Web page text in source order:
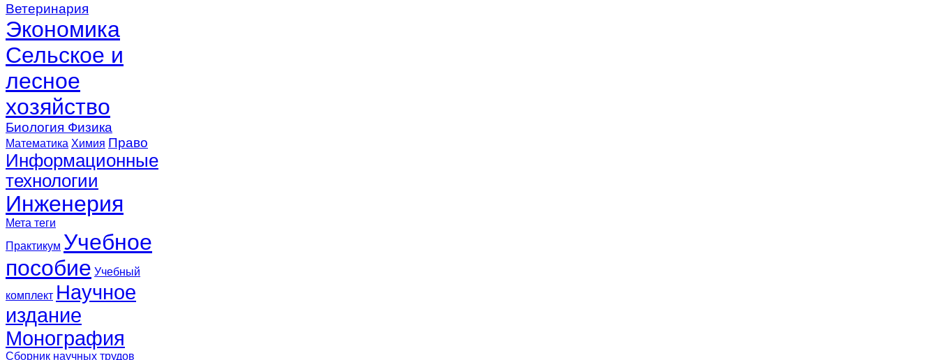
Ветеринария
Экономика
Сельское и
лесное
хозяйство
Биология Физика
Математика Химия Право
Информационные
технологии
Инженерия
Мета теги
Практикум Учебное
пособие Учебный
комплект Научное
издание
Монография
Сборник научных трудов